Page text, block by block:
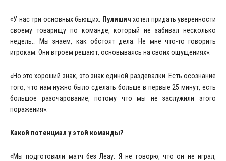
«У нас три основных бьющих. Пулишич хотел придать уверенности
своему товарищу по команде, который не забивал несколько
недель… Мы знаем, как обстоят дела. Не мне что-то говорить
игрокам. Они втроем решают, основываясь на своих ощущениях».
«Но это хороший знак, это знак единой раздевалки. Есть осознание
того, что нам нужно было сделать больше в первые 25 минут, есть
большое разочарование, потому что мы не заслужили этого
поражения».
Какой потенциал у этой команды?
«Мы подготовили матч без Леау. Я не говорю, что он не играл,